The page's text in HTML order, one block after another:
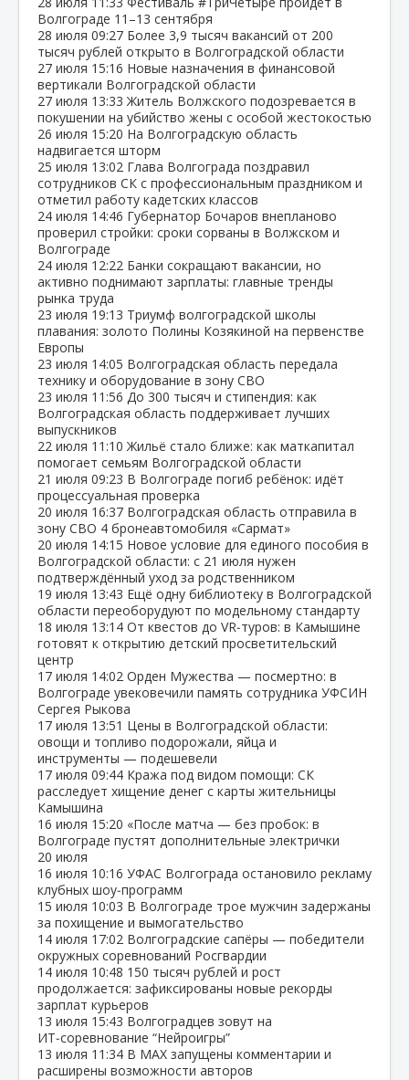
Волгограде 11–13 сентября
28 июля 09:27 Более 3,9 тысяч вакансий от 200
тысяч рублей открыто в Волгоградской области
27 июля 15:16 Новые назначения в финансовой
вертикали Волгоградской области
27 июля 13:33 Житель Волжского подозревается в
покушении на убийство жены с особой жестокостью
26 июля 15:20 На Волгоградскую область
надвигается шторм
25 июля 13:02 Глава Волгограда поздравил
сотрудников СК с профессиональным праздником и
отметил работу кадетских классов
24 июля 14:46 Губернатор Бочаров внепланово
проверил стройки: сроки сорваны в Волжском и
Волгограде
24 июля 12:22 Банки сокращают вакансии, но
активно поднимают зарплаты: главные тренды
рынка труда
23 июля 19:13 Триумф волгоградской школы
плавания: золото Полины Козякиной на первенстве
Европы
23 июля 14:05 Волгоградская область передала
технику и оборудование в зону СВО
23 июля 11:56 До 300 тысяч и стипендия: как
Волгоградская область поддерживает лучших
выпускников
22 июля 11:10 Жильё стало ближе: как маткапитал
помогает семьям Волгоградской области
21 июля 09:23 В Волгограде погиб ребёнок: идёт
процессуальная проверка
20 июля 16:37 Волгоградская область отправила в
зону СВО 4 бронеавтомобиля «Сармат»
20 июля 14:15 Новое условие для единого пособия в
Волгоградской области: с 21 июля нужен
подтверждённый уход за родственником
19 июля 13:43 Ещё одну библиотеку в Волгоградской
области переоборудуют по модельному стандарту
18 июля 13:14 От квестов до VR‑туров: в Камышине
готовят к открытию детский просветительский
центр
17 июля 14:02 Орден Мужества — посмертно: в
Волгограде увековечили память сотрудника УФСИН
Сергея Рыкова
17 июля 13:51 Цены в Волгоградской области:
овощи и топливо подорожали, яйца и
инструменты — подешевели
17 июля 09:44 Кража под видом помощи: СК
расследует хищение денег с карты жительницы
Камышина
16 июля 15:20 «После матча — без пробок: в
Волгограде пустят дополнительные электрички
20 июля
16 июля 10:16 УФАС Волгограда остановило рекламу
клубных шоу‑программ
15 июля 10:03 В Волгограде трое мужчин задержаны
за похищение и вымогательство
14 июля 17:02 Волгоградские сапёры — победители
окружных соревнований Росгвардии
14 июля 10:48 150 тысяч рублей и рост
продолжается: зафиксированы новые рекорды
зарплат курьеров
13 июля 15:43 Волгоградцев зовут на
ИТ‑соревнование “Нейроигры”
13 июля 11:34 В МАХ запущены комментарии и
расширены возможности авторов